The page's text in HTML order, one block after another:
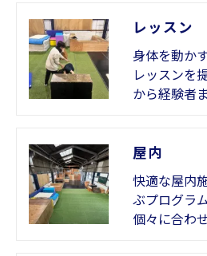
レッスン
身体を動か
レッスンを
から経験者
屋内
快適な屋内
ぶプログラ
個々に合わ